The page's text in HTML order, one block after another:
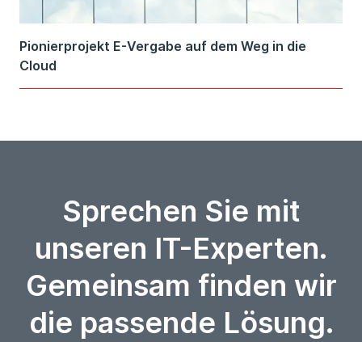
Pionierprojekt E-Vergabe auf dem Weg in die
Cloud
Sprechen Sie mit
unseren IT-Experten.
Gemeinsam finden wir
die passende Lösung.